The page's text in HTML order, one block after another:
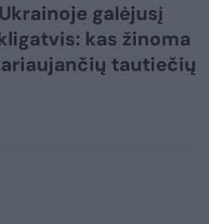
galėjusį
kas žinoma
tautiečių